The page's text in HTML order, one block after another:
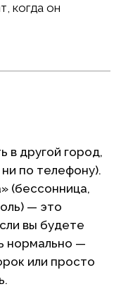
когда он
в другой город,
по телефону).
(бессонница,
— это
вы будете
нормально —
или просто